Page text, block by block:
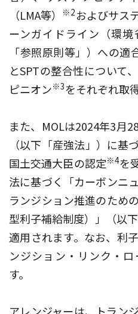
（LMA等）
※2 およびサス
ーンガイドライン（環
「参照原則等」）への
とSPTの整合性について
ピニオン※3をそれぞれ取
また、MOLは2024年3月
（以下「産強法」）に基
国土交通大臣の認定※4を
法に基づく「カーボンニ
ランジション推進のため
型利子補給制度）」（以
適用されます。なお、利
ンジション・リンク・
す。